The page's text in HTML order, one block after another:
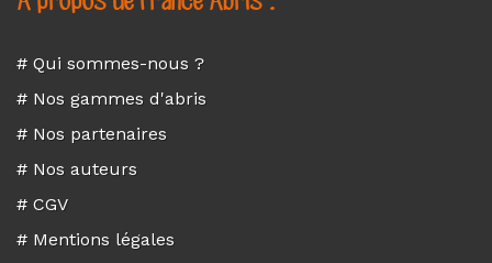
# Qui sommes-nous ?
# Nos gammes d'abris
# Nos partenaires
# Nos auteurs
# CGV
# Mentions légales